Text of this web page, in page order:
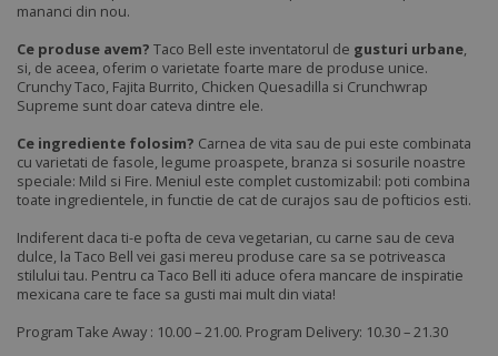
mananci din nou.
Ce produse avem? Taco Bell este inventatorul de gusturi urbane,
si, de aceea, oferim o varietate foarte mare de produse unice.
Crunchy Taco, Fajita Burrito, Chicken Quesadilla si Crunchwrap
Supreme sunt doar cateva dintre ele.
Ce ingrediente folosim? Carnea de vita sau de pui este combinata
cu varietati de fasole, legume proaspete, branza si sosurile noastre
speciale: Mild si Fire. Meniul este complet customizabil: poti combina
toate ingredientele, in functie de cat de curajos sau de pofticios esti.
Indiferent daca ti-e pofta de ceva vegetarian, cu carne sau de ceva
dulce, la Taco Bell vei gasi mereu produse care sa se potriveasca
stilului tau. Pentru ca Taco Bell iti aduce ofera mancare de inspiratie
mexicana care te face sa gusti mai mult din viata!
Program Take Away : 10.00 – 21.00. Program Delivery: 10.30 – 21.30